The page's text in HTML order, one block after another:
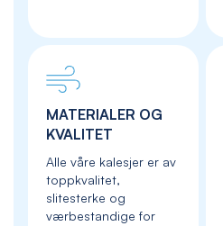
MATERIALER OG
KVALITET
Alle våre kalesjer er av
toppkvalitet,
slitesterke og
værbestandige for